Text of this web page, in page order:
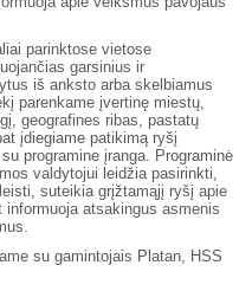
parinktose vietose
garsinius ir
iš anksto arba skelbiamus
parenkame įvertinę miestų,
geografines ribas, pastatų
įdiegiame patikimą ryšį
programine įranga. Programinė
valdytojui leidžia pasirinkti,
suteikia grįžtamąjį ryšį apie
atsakingus asmenis
su gamintojais Platan, HSS